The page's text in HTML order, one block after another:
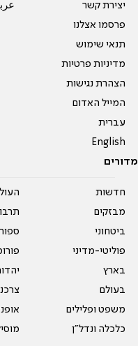
יצירת קשר
פרסמו אצלנו
תנאי שימוש
מדיניות פרטיות
הצהרת נגישות
המייל האדום
עברית
English
מדורים
חדשות
מבזקים
ביטחוני
פוליטי-מדיני
בארץ
בעולם
משפט ופלילים
כלכלה ונדל"ן